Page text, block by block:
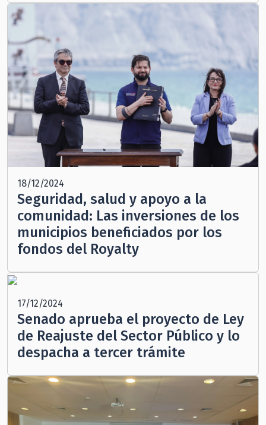
18/12/2024
Seguridad, salud y apoyo a la
comunidad: Las inversiones de los
municipios beneficiados por los
fondos del Royalty
17/12/2024
Senado aprueba el proyecto de Ley
de Reajuste del Sector Público y lo
despacha a tercer trámite